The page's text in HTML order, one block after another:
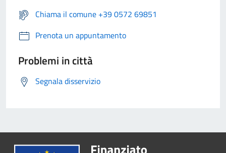
Chiama il comune +39 0572 69851
Prenota un appuntamento
Problemi in città
Segnala disservizio